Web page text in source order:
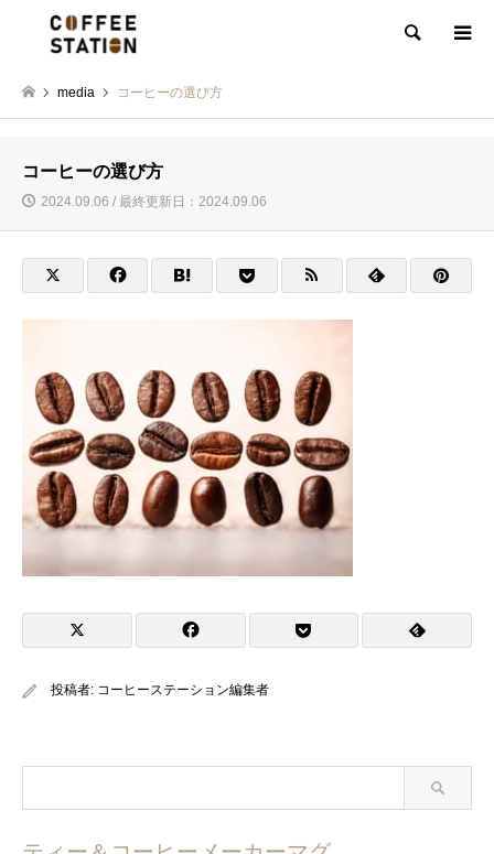
検索
media コーヒーの選び方
コーヒーの選び方
2024.09.06 / 最終更新日：2024.09.06
投稿者: コーヒーステーション編集者